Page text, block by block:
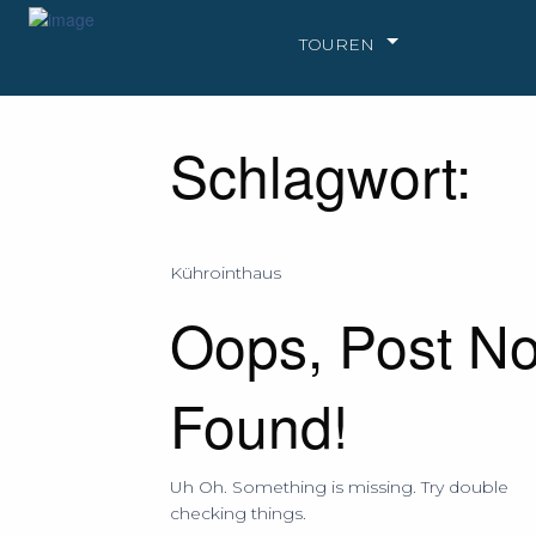
TOUREN
Schlagwort:
Kührointhaus
Oops, Post
Found!
Uh Oh. Something is missing. Try double
checking things.